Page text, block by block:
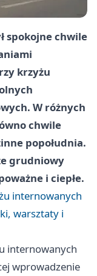
spokojne chwile
krzyżu
W różnych
chwile
popołudnia.
grudniowy
i ciepłe.
internowanych
warsztaty i
internowanych
wprowadzenie